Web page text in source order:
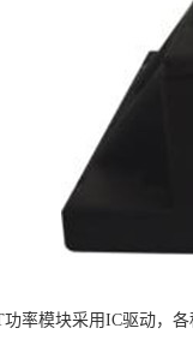
功率模块采用IC驱动，